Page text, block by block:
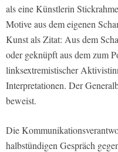
als eine Künstlerin
Motive aus dem eigenen
Kunst als Zitat: Aus dem
oder geknüpft aus dem zum
linksextremistischer
Interpretationen. Der
beweist.
Die
halbstündigen Gespräch